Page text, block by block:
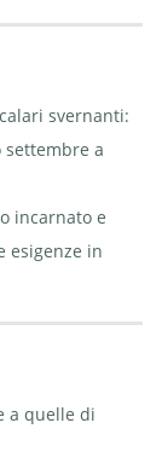
svernanti:
a
incarnato e
esigenze in
a quelle di